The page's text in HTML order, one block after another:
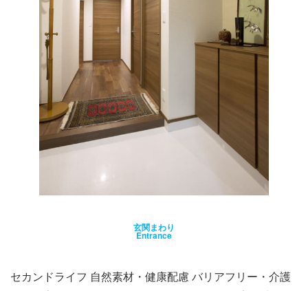
玄関まわり
Entrance
セカンドライフ 自然素材・健康配慮 バリアフリー・介護